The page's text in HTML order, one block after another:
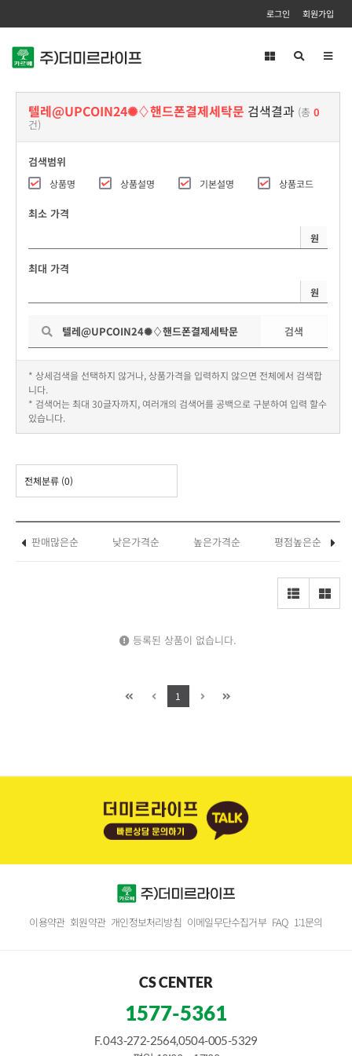
로그인 회원가입
텔레@UPCOIN24✺♢핸드폰결제세탁문 검색결과 (총 0
건)
검색범위
상품명 상품설명 기본설명 상품코드
최소 가격
원
최대 가격
원
검색
* 상세검색을 선택하지 않거나, 상품가격을 입력하지 않으면 전체에서 검색합
니다.
* 검색어는 최대 30글자까지, 여러개의 검색어를 공백으로 구분하여 입력 할수
있습니다.
전체분류 (0)
판매많은순 낮은가격순 높은가격순 평점높은순
등록된 상품이 없습니다.
1
이용약관 회원약관 개인정보처리방침 이메일무단수집거부 FAQ 1:1문의
CS CENTER
1577-5361
F. 043-272-2564,0504-005-5329